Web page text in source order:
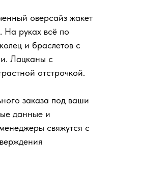
оверсайз жакет
На руках всё по
и браслетов с
Лацканы с
отстрочкой.
заказа под ваши
данные и
свяжутся с